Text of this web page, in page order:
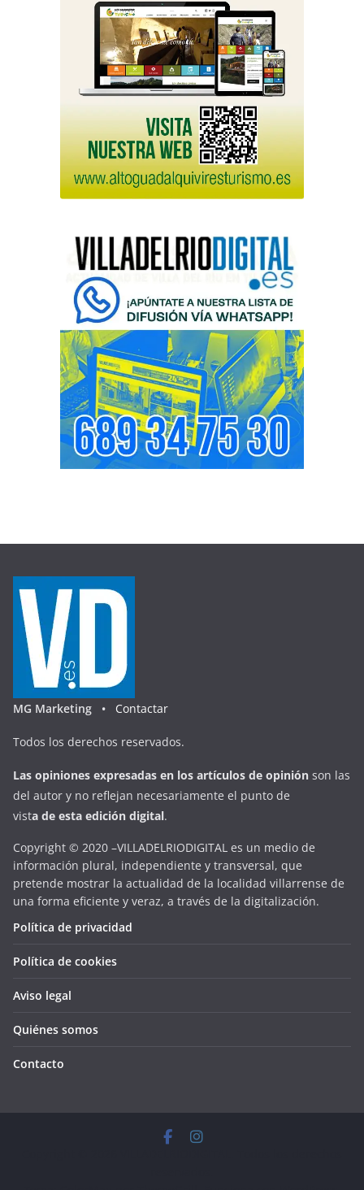
MG Marketing • Contactar
Todos los derechos reservados.
Las opiniones expresadas en los artículos de opinión son las
del autor y no reflejan necesariamente el punto de
vista de esta edición digital.
Copyright © 2020 –VILLADELRIODIGITAL es un medio de
información plural, independiente y transversal, que
pretende mostrar la actualidad de la localidad villarrense de
una forma eficiente y veraz, a través de la digitalización.
Política de privacidad
Política de cookies
Aviso legal
Quiénes somos
Contacto